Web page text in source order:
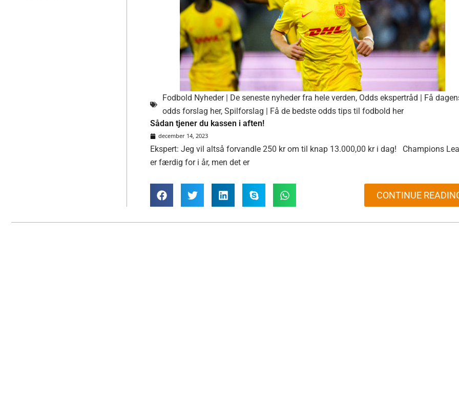
Fodbold Nyheder | De seneste nyheder fra hele verden, Odds ekspertråd | Få
odds forslag her,Spilforslag | Få de bedste odds tips til fodbold her
Sådan tjener du kassen i aften!
december 14, 2023
Ekspert: Jeg vil altså forvandle 250 kr om til knap 13.000,00 kr i dag! Champions
er færdig for i år, men det er
CONTINUE